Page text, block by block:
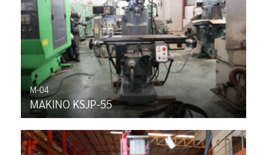
M-04
MAKINO KSJP-55